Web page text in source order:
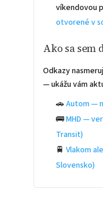
víkendovou
otvorené v
Ako sa sem
Odkazy
— ukážu vám
🚗Autom —
🚌MHD —
Transit)
🚆Vlakom
Slovensko)